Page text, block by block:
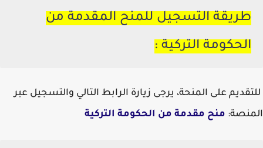
طريقة التسجيل للمنح المقدمة من
الحكومة التركية :
للتقديم على المنحة، يرجى زيارة الرابط التالي والتسجيل عبر
المنصة: منح مقدمة من الحكومة التركية